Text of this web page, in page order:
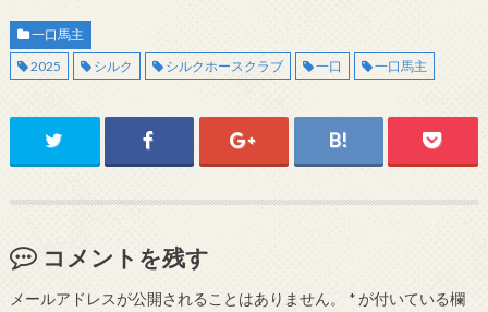
一口馬主
2025
シルク シルクホースクラブ 一口 一口馬主
コメントを残す
メールアドレスが公開されることはありません。 *が付いている欄